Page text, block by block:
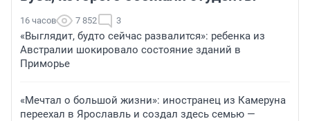
16 часов 7 852 3
«Выглядит, будто сейчас развалится»: ребенка из
Австралии шокировало состояние зданий в
Приморье
«Мечтал о большой жизни»: иностранец из Камеруна
переехал в Ярославль и создал здесь семью —